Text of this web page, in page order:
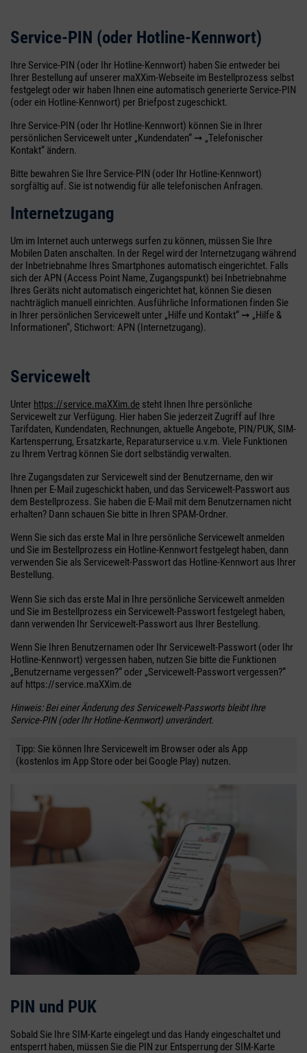
Service-PIN (oder Hotline-Kennwort)
Ihre Service-PIN (oder Ihr Hotline-Kennwort) haben Sie entweder bei
Ihrer Bestellung auf unserer maXXim-Webseite im Bestellprozess selbst
festgelegt oder wir haben Ihnen eine automatisch generierte Service-PIN
(oder ein Hotline-Kennwort) per Briefpost zugeschickt.
Ihre Service-PIN (oder Ihr Hotline-Kennwort) können Sie in Ihrer
persönlichen Servicewelt unter „Kundendaten“ ➞ „Telefonischer
Kontakt“ ändern.
Bitte bewahren Sie Ihre Service-PIN (oder Ihr Hotline-Kennwort)
sorgfältig auf. Sie ist notwendig für alle telefonischen Anfragen.
Internetzugang
Um im Internet auch unterwegs surfen zu können, müssen Sie Ihre
Mobilen Daten anschalten. In der Regel wird der Internetzugang während
der Inbetriebnahme Ihres Smartphones automatisch eingerichtet. Falls
sich der APN (Access Point Name, Zugangspunkt) bei Inbetriebnahme
Ihres Geräts nicht automatisch eingerichtet hat, können Sie diesen
nachträglich manuell einrichten. Ausführliche Informationen finden Sie
in Ihrer persönlichen Servicewelt unter „Hilfe und Kontakt“ ➞ „Hilfe &
Informationen“, Stichwort: APN (Internetzugang).
Servicewelt
Unter https://service.maXXim.de steht Ihnen Ihre persönliche
Servicewelt zur Verfügung. Hier haben Sie jederzeit Zugriff auf Ihre
Tarifdaten, Kundendaten, Rechnungen, aktuelle Angebote, PIN/PUK, SIM-
Kartensperrung, Ersatzkarte, Reparaturservice u.v.m. Viele Funktionen
zu Ihrem Vertrag können Sie dort selbständig verwalten.
Ihre Zugangsdaten zur Servicewelt sind der Benutzername, den wir
Ihnen per E-Mail zugeschickt haben, und das Servicewelt-Passwort aus
dem Bestellprozess. Sie haben die E-Mail mit dem Benutzernamen nicht
erhalten? Dann schauen Sie bitte in Ihren SPAM-Ordner.
Wenn Sie sich das erste Mal in Ihre persönliche Servicewelt anmelden
und Sie im Bestellprozess ein Hotline-Kennwort festgelegt haben, dann
verwenden Sie als Servicewelt-Passwort das Hotline-Kennwort aus Ihrer
Bestellung.
Wenn Sie sich das erste Mal in Ihre persönliche Servicewelt anmelden
und Sie im Bestellprozess ein Servicewelt-Passwort festgelegt haben,
dann verwenden Ihr Servicewelt-Passwort aus Ihrer Bestellung.
Wenn Sie Ihren Benutzernamen oder Ihr Servicewelt-Passwort (oder Ihr
Hotline-Kennwort) vergessen haben, nutzen Sie bitte die Funktionen
„Benutzername vergessen?“ oder „Servicewelt-Passwort vergessen?“
auf https://service.maXXim.de
Hinweis: Bei einer Änderung des Servicewelt-Passworts bleibt Ihre
Service-PIN (oder Ihr Hotline-Kennwort) unverändert.
Tipp: Sie können Ihre Servicewelt im Browser oder als App
(kostenlos im App Store oder bei Google Play) nutzen.
PIN und PUK
Sobald Sie Ihre SIM-Karte eingelegt und das Handy eingeschaltet und
entsperrt haben, müssen Sie die PIN zur Entsperrung der SIM-Karte